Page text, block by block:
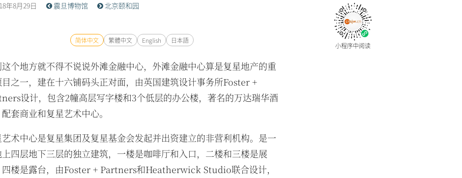
年8月29日 震旦博物馆 北京颐和园
小程序中阅读
简体中文 繁體中文 English 日本語
个地方就不得不说说外滩金融中心，外滩金融中心算是复星地产的重
之一，建在十六铺码头正对面，由英国建筑设计事务所Foster +
设计，包含2幢高层写字楼和3个低层的办公楼，著名的万达瑞华酒
套商业和复星艺术中心。
术中心是复星集团及复星基金会发起并出资建立的非营利机构。是一
四层地下三层的独立建筑，一楼是咖啡厅和入口，二楼和三楼是展
四楼是露台，由Foster + Partners和Heatherwick Studio联合设计，